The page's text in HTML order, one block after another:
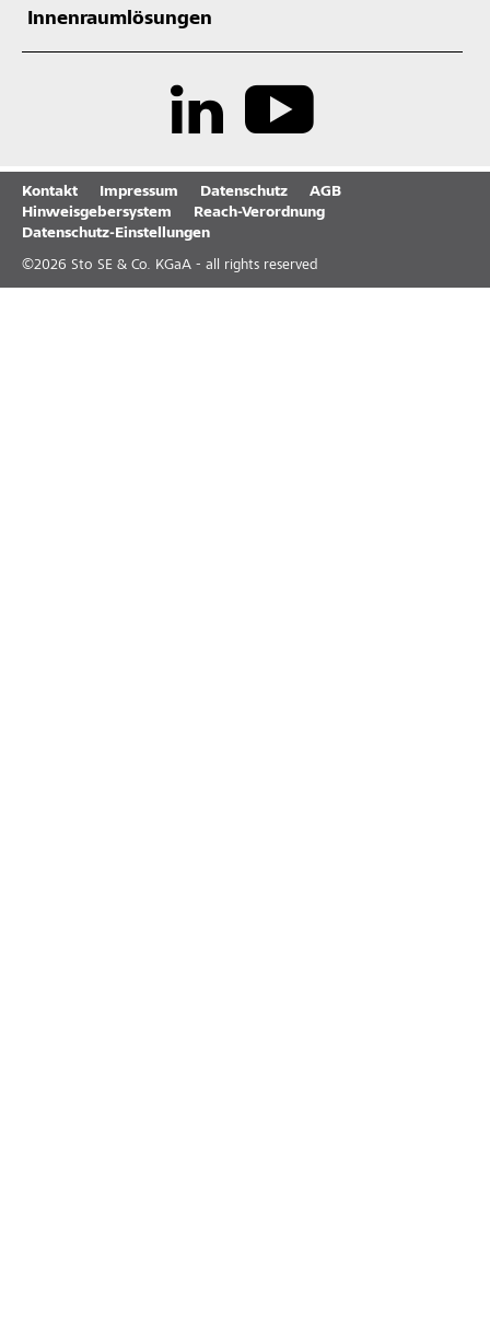
Innenraumlösungen
Kontakt Impressum Datenschutz
AGB
Hinweisgebersystem
Reach-Verordnung
Datenschutz-Einstellungen
©2026 Sto SE & Co. KGaA - all rights reserved